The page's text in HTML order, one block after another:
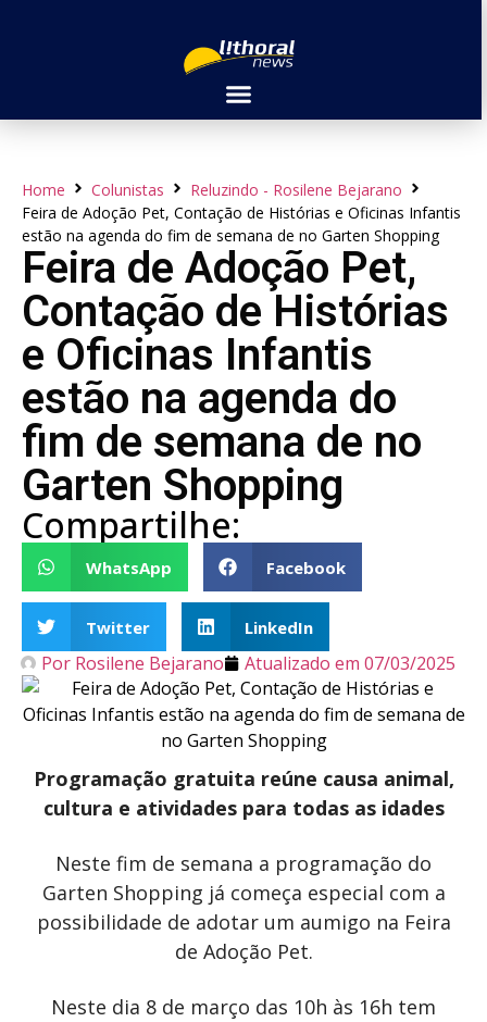
Home Colunistas
Reluzindo - Rosilene Bejarano
Feira de Adoção Pet, Contação de Histórias e Oficinas Infantis
estão na agenda do fim de semana de no Garten Shopping
Feira de Adoção Pet,
Contação de Histórias
e Oficinas Infantis
estão na agenda do
fim de semana de no
Garten Shopping
Compartilhe:
WhatsApp Facebook
Twitter LinkedIn
Por Rosilene Bejarano Atualizado em 07/03/2025
Programação gratuita reúne causa animal,
cultura e atividades para todas as idades
Neste fim de semana a programação do
Garten Shopping já começa especial com a
possibilidade de adotar um aumigo na Feira
de Adoção Pet.
Neste dia 8 de março das 10h às 16h tem